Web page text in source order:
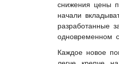
снижения цены
начали
разработанные
одновременном
Каждое новое